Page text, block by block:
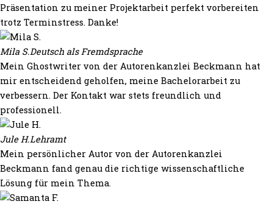
Präsentation zu meiner Projektarbeit perfekt vorbereiten
trotz Terminstress. Danke!
Mila S.Deutsch als Fremdsprache
Mein Ghostwriter von der Autorenkanzlei Beckmann hat
mir entscheidend geholfen, meine Bachelorarbeit zu
verbessern. Der Kontakt war stets freundlich und
professionell.
Jule H.Lehramt
Mein persönlicher Autor von der Autorenkanzlei
Beckmann fand genau die richtige wissenschaftliche
Lösung für mein Thema.